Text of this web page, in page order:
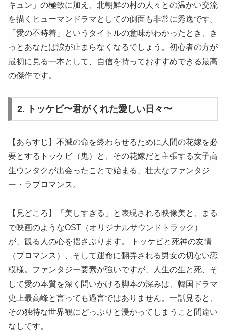
キュン」の極致に加え、北朝鮮の村の人々との温かい交流
を描くヒューマンドラマとしての側面も非常に秀逸です。
「愛の不時着」というタイトルの意味がわかったとき、き
っとあなたは涙が止まらなくなるでしょう。初心者の方が
最初に見る一本として、自信を持っておすすめできる最高
の傑作です。
2. トッケビ〜君がくれた愛しい日々〜
【あらすじ】不滅の命を終わらせるために人間の花嫁を必
要とするトッケビ（鬼）と、その花嫁だと主張する女子高
生ウンタクが出会ったことで始まる、壮大なファンタジ
ー・ラブロマンス。
【見どころ】「美しすぎる」と表現される映像美と、まる
で映画のようなOST（オリジナルサウンドトラック）
が、観る人の心を揺さぶります。 トッケビと死神の友情
（ブロマンス）、そして運命に翻弄される男女の切ない恋
模様。ファンタジー要素が強いですが、人生の生と死、そ
して愛の本質を深く問いかける脚本の深みは、韓国ドラマ
史上最高峰と言っても過言ではありません。一話見ると、
その独特な世界観にどっぷりと浸かってしまうこと間違い
なしです。